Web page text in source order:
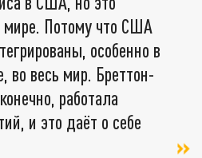
мире. Потому что США
особенно в
во весь мир. Бреттон-
работала
и это даёт о себе